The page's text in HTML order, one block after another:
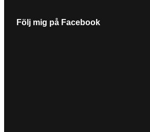
Följ mig på Facebook
innehåll och